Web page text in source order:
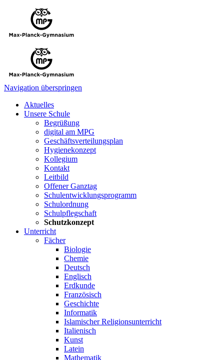
Navigation überspringen
Aktuelles
Unsere Schule
Begrüßung
digital am MPG
Geschäftsverteilungsplan
Hygienekonzept
Kollegium
Kontakt
Leitbild
Offener Ganztag
Schulentwicklungsprogramm
Schulordnung
Schulpflegschaft
Schutzkonzept
Unterricht
Fächer
Biologie
Chemie
Deutsch
Englisch
Erdkunde
Französisch
Geschichte
Informatik
Islamischer Religionsunterricht
Italienisch
Kunst
Latein
Mathematik